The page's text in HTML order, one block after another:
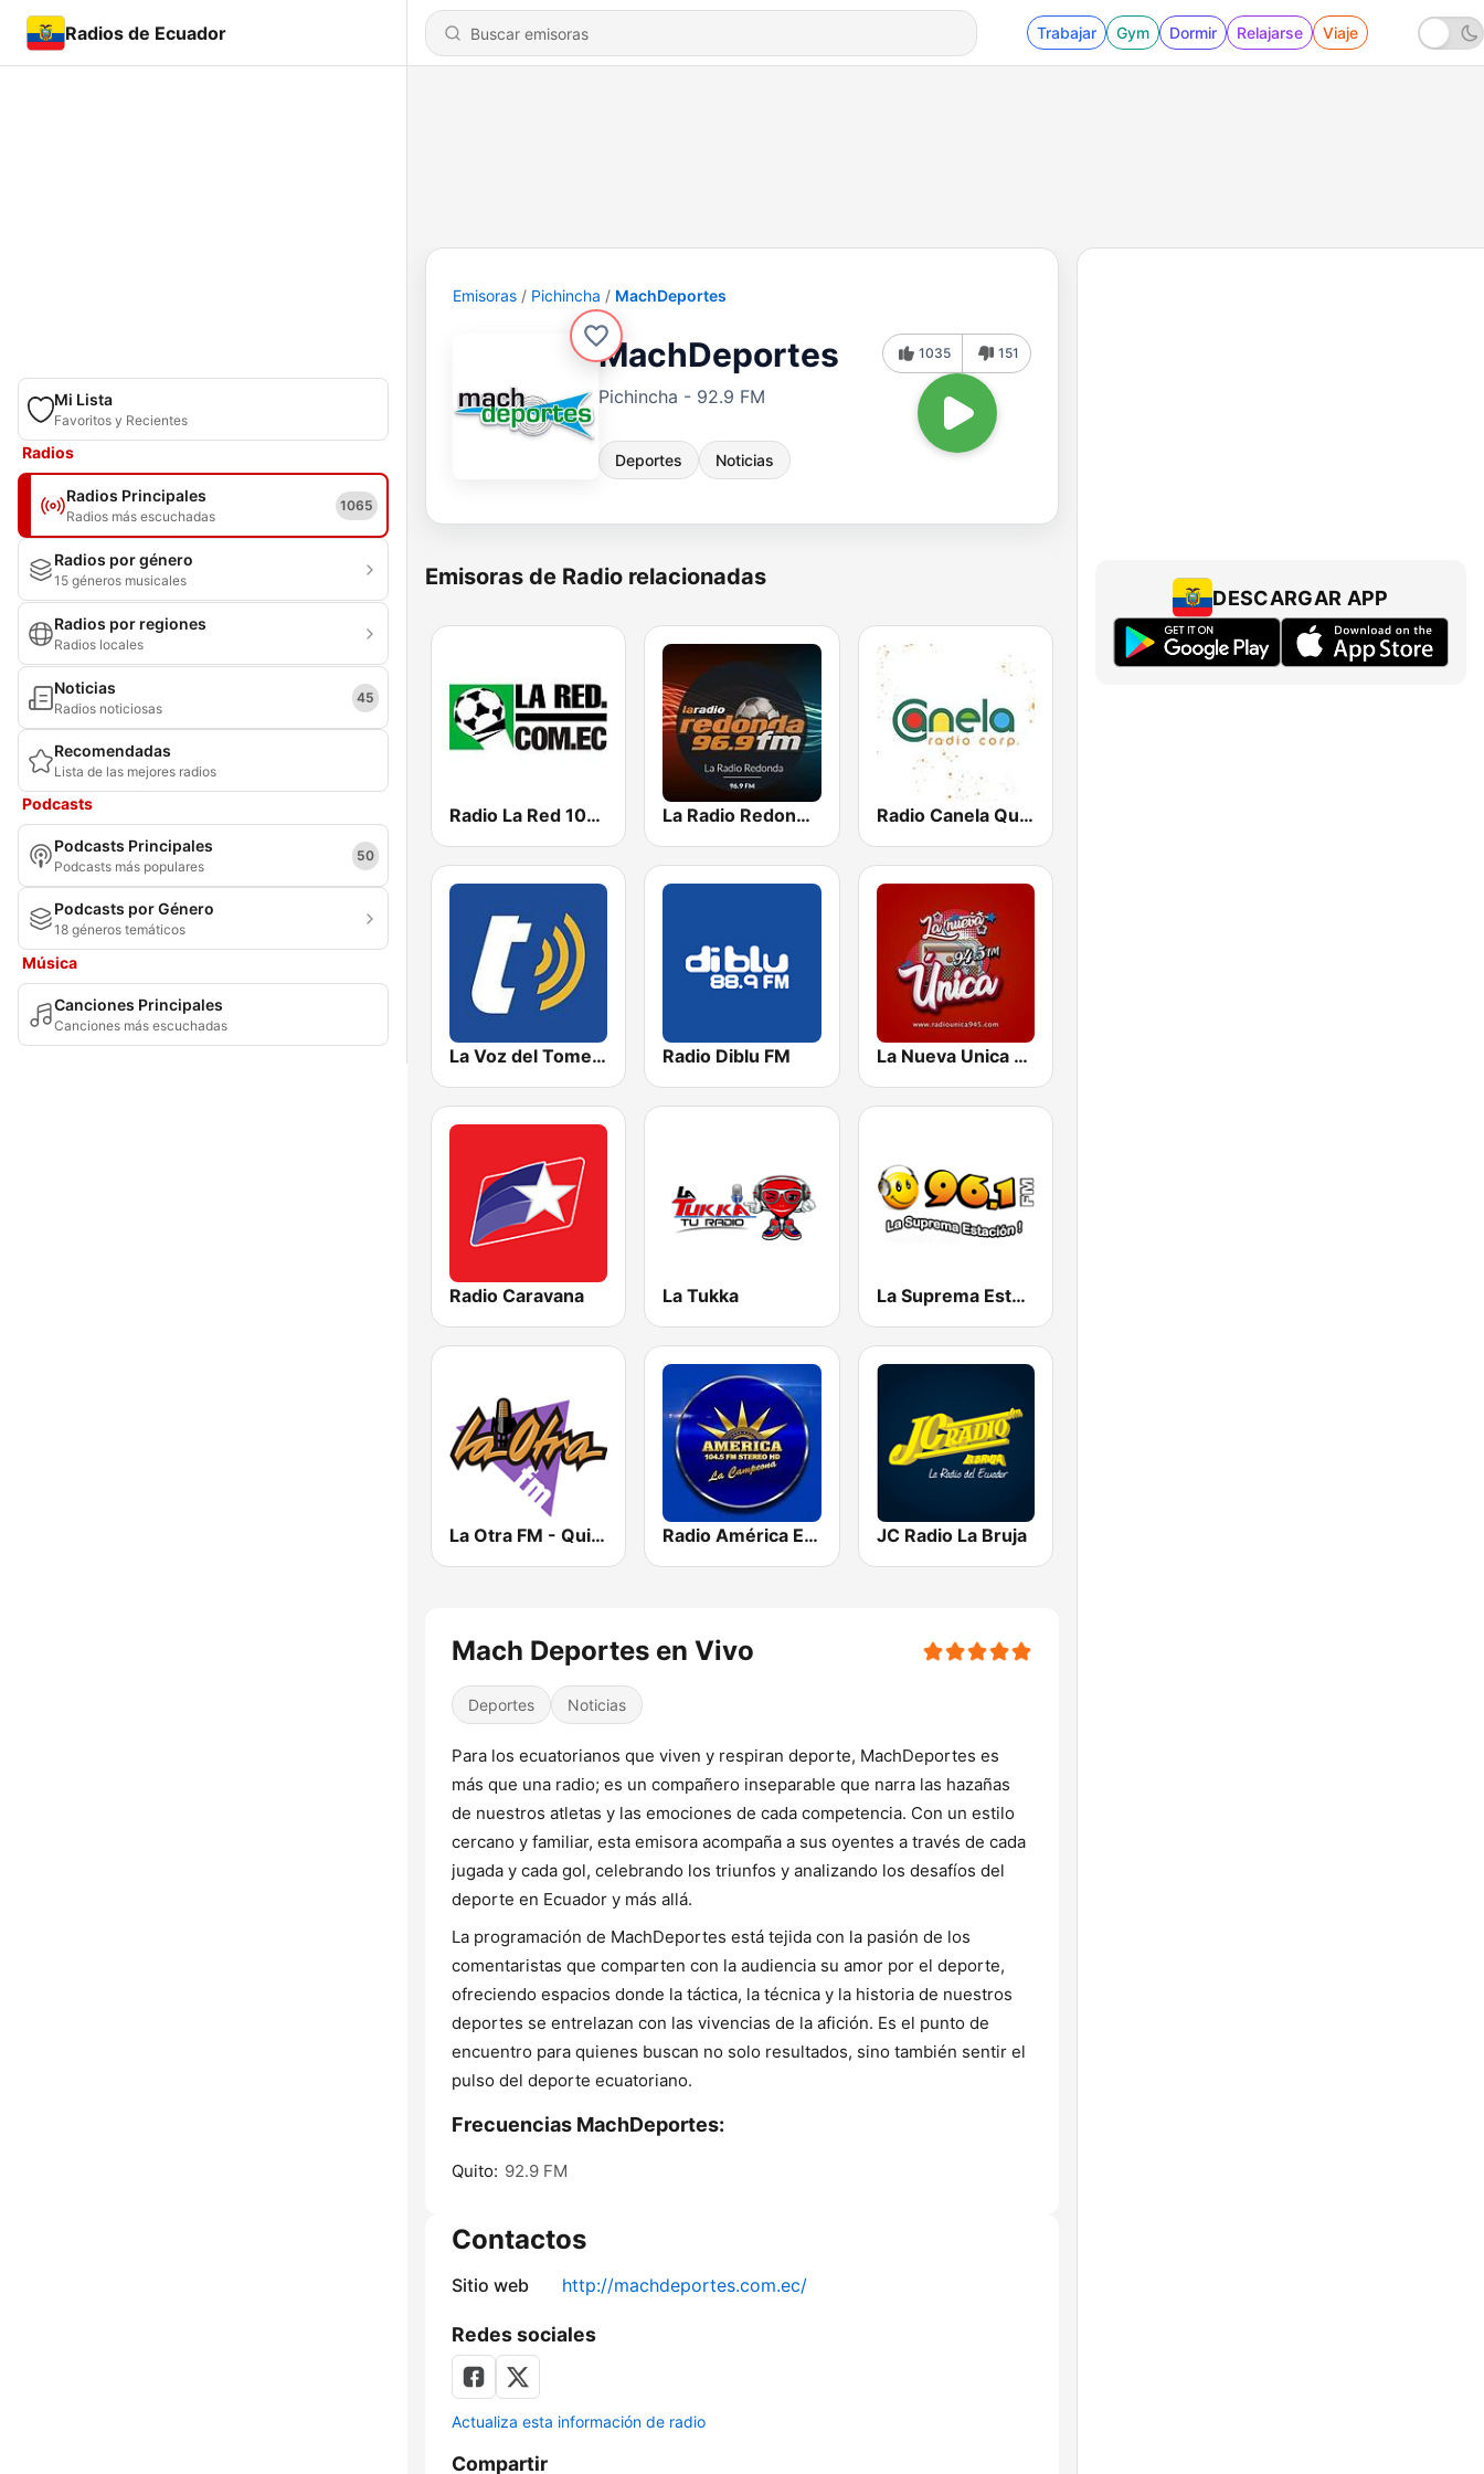
Radios de Ecuador Trabajar Gym Dormir Relajarse Viaje
Mi Lista
Favoritos y Recientes
Radios
Radios Principales
Radios más escuchadas
1065
Radios por género
15 géneros musicales
Radios por regiones
Radios locales
Noticias
Radios noticiosas
45
Recomendadas
Lista de las mejores radios
Podcasts
Podcasts Principales
Podcasts más populares
50
Podcasts por Género
18 géneros temáticos
Música
Canciones Principales
Canciones más escuchadas
Emisoras Pichincha MachDeportes
MachDeportes
Pichincha - 92.9 FM
Deportes Noticias
1035 151
Emisoras de Radio relacionadas
Radio La Red 102.1 FM La Radio Redonda 96.9 FM Radio Canela Quito
La Voz del Tomebamba Radio Diblu FM La Nueva Unica 94.5 FM
Radio Caravana La Tukka La Suprema Estacion 96.1 FM
La Otra FM - Quito Radio América Estereo JC Radio La Bruja
Mach Deportes en Vivo
Deportes Noticias
Para los ecuatorianos que viven y respiran deporte, MachDeportes es
más que una radio; es un compañero inseparable que narra las hazañas
de nuestros atletas y las emociones de cada competencia. Con un estilo
cercano y familiar, esta emisora acompaña a sus oyentes a través de cada
jugada y cada gol, celebrando los triunfos y analizando los desafíos del
deporte en Ecuador y más allá.
La programación de MachDeportes está tejida con la pasión de los
comentaristas que comparten con la audiencia su amor por el deporte,
ofreciendo espacios donde la táctica, la técnica y la historia de nuestros
deportes se entrelazan con las vivencias de la afición. Es el punto de
encuentro para quienes buscan no solo resultados, sino también sentir el
pulso del deporte ecuatoriano.
Frecuencias MachDeportes:
Quito: 92.9 FM
Contactos
Sitio web http://machdeportes.com.ec/
Redes sociales
Actualiza esta información de radio
Compartir
DESCARGAR APP